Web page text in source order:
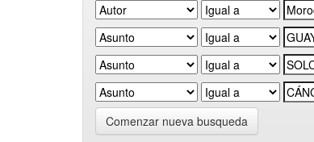
Comenzar nueva busqueda